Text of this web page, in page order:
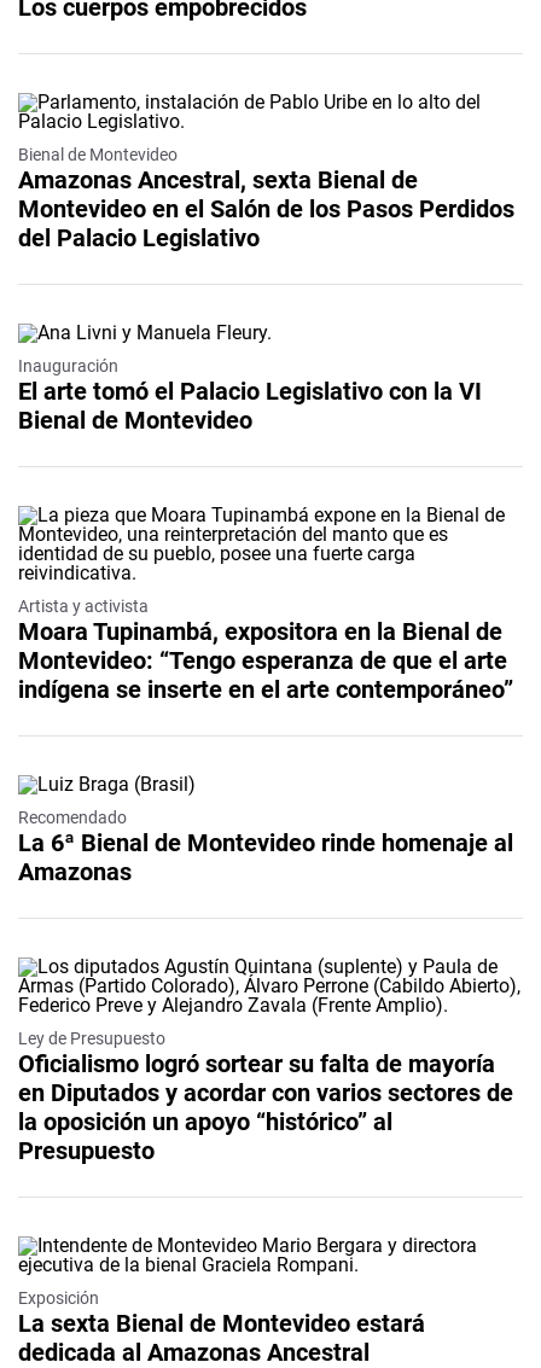
Los cuerpos empobrecidos
Bienal de Montevideo
Amazonas Ancestral, sexta Bienal de
Montevideo en el Salón de los Pasos Perdidos
del Palacio Legislativo
Inauguración
El arte tomó el Palacio Legislativo con la VI
Bienal de Montevideo
Artista y activista
Moara Tupinambá, expositora en la Bienal de
Montevideo: “Tengo esperanza de que el arte
indígena se inserte en el arte contemporáneo”
Recomendado
La 6ª Bienal de Montevideo rinde homenaje al
Amazonas
Ley de Presupuesto
Oficialismo logró sortear su falta de mayoría
en Diputados y acordar con varios sectores de
la oposición un apoyo “histórico” al
Presupuesto
Exposición
La sexta Bienal de Montevideo estará
dedicada al Amazonas Ancestral